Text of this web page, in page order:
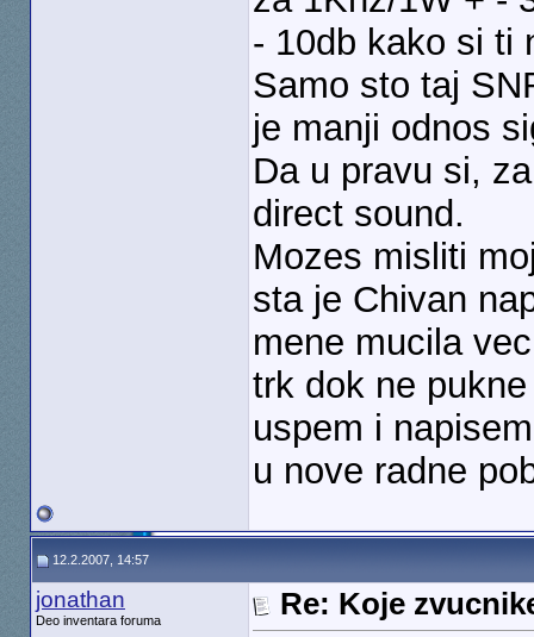
- 10db kako si ti
Samo sto taj
je manji odnos
Da u pravu si,
direct sound.
Mozes misliti
sta je Chivan
mene mucila
trk dok ne
uspem i
u nove radne
12.2.2007, 14:57
jonathan
Deo inventara foruma
Re: Koje